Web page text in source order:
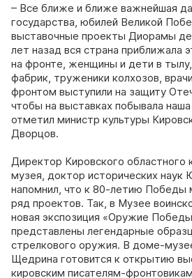
– Все ближе и ближе важнейшая
государства, юбилей Великой
выставочные проекты Диорамы
лет назад вся страна приближала
на фронте, женщины и дети в
фабрик, труженики колхозов,
фронтом выступили на защиту
чтобы на выставках побывала
отметил министр культуры
Дворцов.
Директор Кировского областного
музея, доктор исторических
напомнил, что к 80-летию Победы
ряд проектов. Так, в Музее
новая экспозиция «Оружие
представлены легендарные
стрелкового оружия. В доме-
Щедрина готовится к открытию
кировским писателям-